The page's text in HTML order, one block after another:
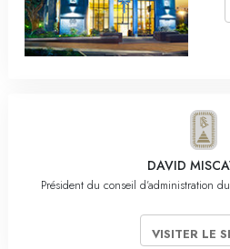
DAVID
Président du conseil d’administration
VISITER LE